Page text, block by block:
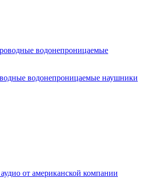
водонепроницаемые наушники